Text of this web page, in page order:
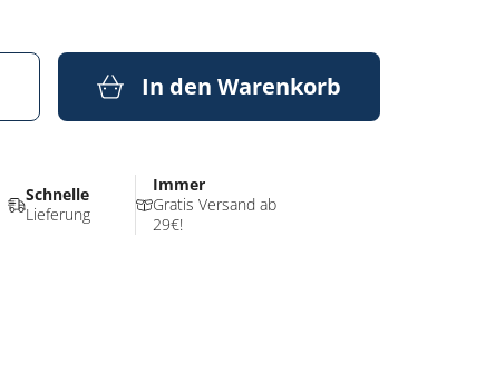
In den Warenkorb
Schnelle
Lieferung
Immer
Gratis Versand ab
29€!